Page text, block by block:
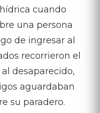
cuando
una persona
de ingresar al
recorrieron el
desaparecido,
aguardaban
su paradero.